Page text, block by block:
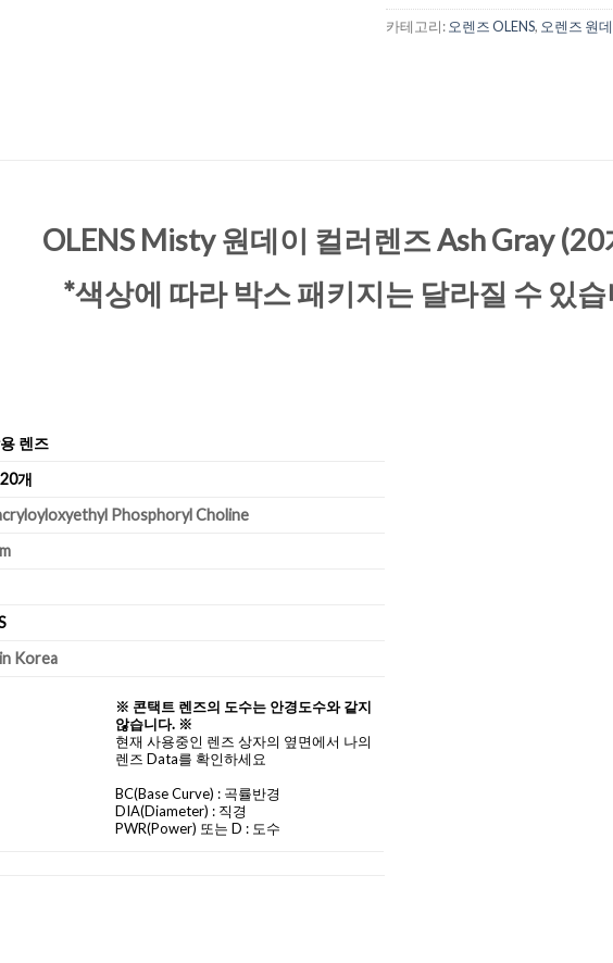
카테고리:오렌즈 OLENS, 오렌즈 원
OLENS Misty 원데이 컬러렌즈 Ash Gray
*색상에 따라 박스 패키지는 달라질 수 있
렌즈
개
Phosphoryl Choline
Korea
※ 콘택트 렌즈의 도수는 안경도수와 같지
않습니다. ※
현재 사용중인 렌즈 상자의 옆면에서 나의
렌즈 Data를 확인하세요
BC(Base Curve) : 곡률반경
DIA(Diameter) : 직경
PWR(Power) 또는 D : 도수